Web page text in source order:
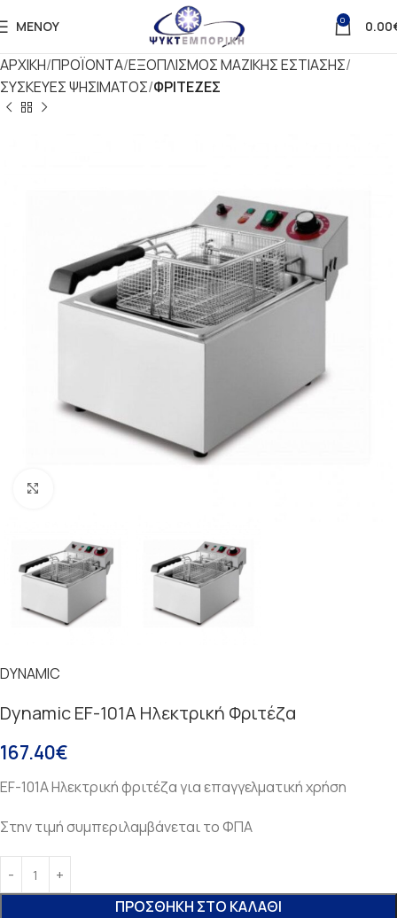
ΜΕΝΟΎ 0 0.00
ΑΡΧΙΚΗ ΠΡΟΪΟΝΤΑ ΕΞΟΠΛΙΣΜΟΣ ΜΑΖΙΚΗΣ ΕΣΤΙΑΣΗΣ
ΣΥΣΚΕΥΕΣ ΨΗΣΙΜΑΤΟΣ ΦΡΙΤΕΖΕΣ
DYNAMIC
Dynamic EF-101A Ηλεκτρική Φριτέζα
167.40€
EF-101A Ηλεκτρική φριτέζα για επαγγελματική χρήση
Στην τιμή συμπεριλαμβάνεται το ΦΠΑ
ΠΡΟΣΘΉΚΗ ΣΤΟ ΚΑΛΆΘΙ